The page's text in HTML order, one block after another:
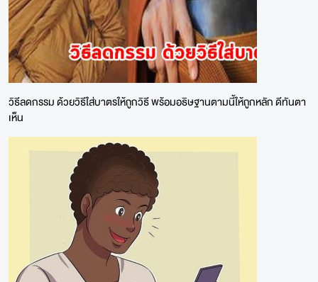
วิธีลดกรรม ด้วยวิธีใส่บาตรให้ถูกวิธี พร้อมอธิษฐานตามนี้ให้ถูกหลัก ดีทันตา
เห็น